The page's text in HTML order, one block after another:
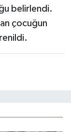
belirlendi.
çocuğun